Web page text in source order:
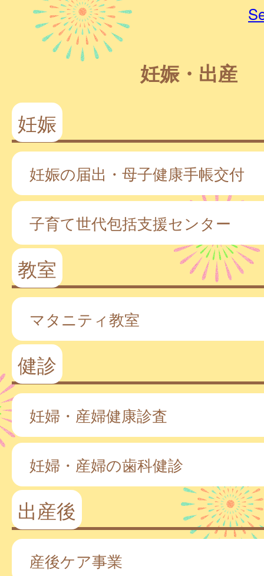
妊娠・出産
妊娠
妊娠の届出・母子健康手帳交付
子育て世代包括支援センター
教室
マタニティ教室
健診
妊婦・産婦健康診査
妊婦・産婦の歯科健診
出産後
産後ケア事業